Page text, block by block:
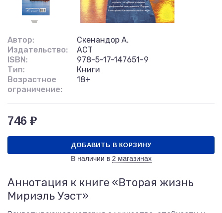
Автор:
Скенандор А.
Издательство:
АСТ
ISBN:
978-5-17-147651-9
Тип:
Книги
Возрастное
ограничение:
18+
746 ₽
ДОБАВИТЬ В КОРЗИНУ
В наличии в 2 магазинах
Аннотация к книге «Вторая жизнь
Мириэль Уэст»